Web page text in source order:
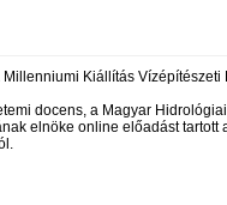
Millenniumi Kiállítás Vízépítészeti
docens, a Magyar
elnöke online előadást tartott